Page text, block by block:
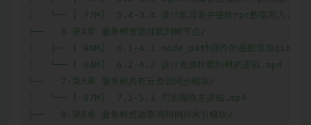
│   └── [ 77M]  5.4-3.4 设计机器表并接收rpc数据写入.mp4
├──   6-第4章 服务树资源挂载到树节点/
│   ├── [ 98M]  6.1-4.1 node_path操作的函数添加gin的支
│   └── [ 64M]  6.2-4.2 设计资源挂载到树的逻辑.mp4
├──   7-第5章 服务树共有云资源同步模块/
│   └── [ 97M]  7.1-5.1 同步模块主逻辑.mp4
├──   8-第6章 服务树资源查询和倒排索引模块/